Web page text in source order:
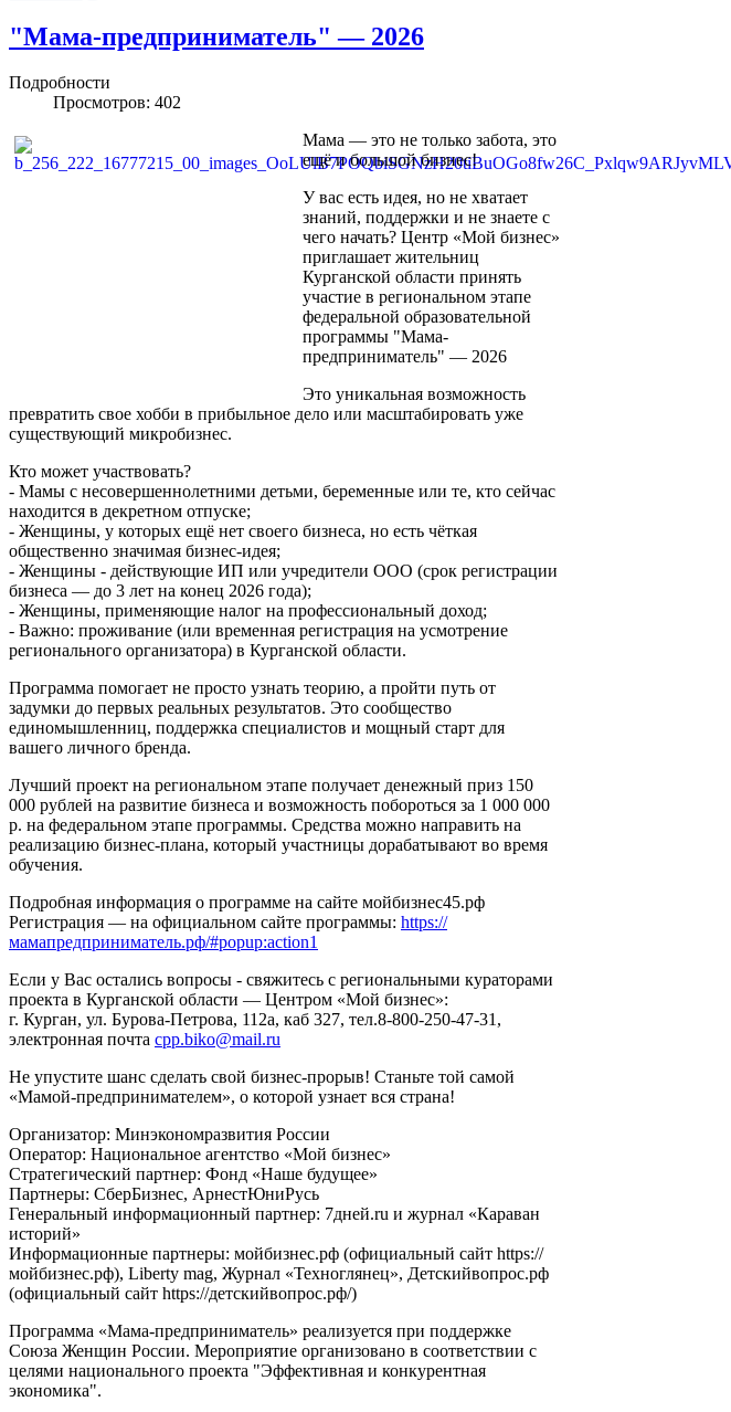
"Мама-предприниматель" — 2026
Подробности
Просмотров: 402
Мама — это не только забота, это
ещё и большой бизнес!
У вас есть идея, но не хватает
знаний, поддержки и не знаете с
чего начать? Центр «Мой бизнес»
приглашает жительниц
Курганской области принять
участие в региональном этапе
федеральной образовательной
программы "Мама-
предприниматель" — 2026
Это уникальная возможность
превратить свое хобби в прибыльное дело или масштабировать уже
существующий микробизнес.
Кто может участвовать?
- Мамы с несовершеннолетними детьми, беременные или те, кто сейчас
находится в декретном отпуске;
- Женщины, у которых ещё нет своего бизнеса, но есть чёткая
общественно значимая бизнес-идея;
- Женщины - действующие ИП или учредители ООО (срок регистрации
бизнеса — до 3 лет на конец 2026 года);
- Женщины, применяющие налог на профессиональный доход;
- Важно: проживание (или временная регистрация на усмотрение
регионального организатора) в Курганской области.
Программа помогает не просто узнать теорию, а пройти путь от
задумки до первых реальных результатов. Это сообщество
единомышленниц, поддержка специалистов и мощный старт для
вашего личного бренда.
Лучший проект на региональном этапе получает денежный приз 150
000 рублей на развитие бизнеса и возможность побороться за 1 000 000
р. на федеральном этапе программы. Средства можно направить на
реализацию бизнес-плана, который участницы дорабатывают во время
обучения.
Подробная информация о программе на сайте мойбизнес45.рф
Регистрация — на официальном сайте программы: https://
мамапредприниматель.рф/#popup:action1
Если у Вас остались вопросы - свяжитесь с региональными кураторами
проекта в Курганской области — Центром «Мой бизнес»:
г. Курган, ул. Бурова-Петрова, 112а, каб 327, тел.8-800-250-47-31,
электронная почта cpp.biko@mail.ru
Не упустите шанс сделать свой бизнес-прорыв! Станьте той самой
«Мамой-предпринимателем», о которой узнает вся страна!
Организатор: Минэкономразвития России
Оператор: Национальное агентство «Мой бизнес»
Стратегический партнер: Фонд «Наше будущее»
Партнеры: СберБизнес, АрнестЮниРусь
Генеральный информационный партнер: 7дней.ru и журнал «Караван
историй»
Информационные партнеры: мойбизнес.рф (официальный сайт https://
мойбизнес.рф), Liberty mag, Журнал «Техноглянец», Детскийвопрос.рф
(официальный сайт https://детскийвопрос.рф/)
Программа «Мама-предприниматель» реализуется при поддержке
Союза Женщин России. Мероприятие организовано в соответствии с
целями национального проекта "Эффективная и конкурентная
экономика".